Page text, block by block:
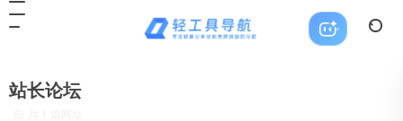
站长论坛